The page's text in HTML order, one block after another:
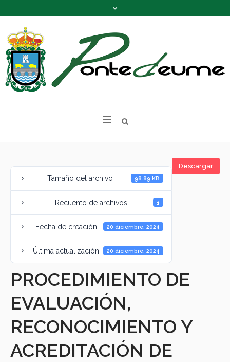
Descargar
Tamaño del archivo 98.89 KB
Recuento de archivos 1
Fecha de creación 20 diciembre, 2024
Última actualización 20 diciembre, 2024
PROCEDIMIENTO DE
EVALUACIÓN,
RECONOCIMIENTO Y
ACREDITACIÓN DE